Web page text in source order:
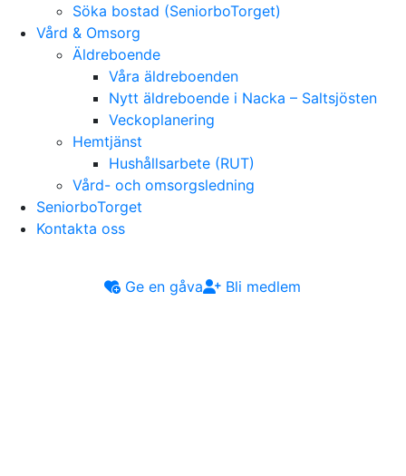
Söka bostad (SeniorboTorget)
Vård & Omsorg
Äldreboende
Våra äldreboenden
Nytt äldreboende i Nacka – Saltsjösten
Veckoplanering
Hemtjänst
Hushållsarbete (RUT)
Vård- och omsorgsledning
SeniorboTorget
Kontakta oss
Ge en gåva Bli medlem